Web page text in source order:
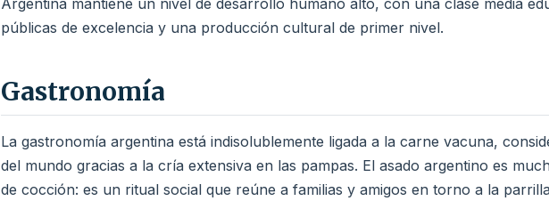
Argentina mantiene un nivel de desarrollo humano alto, con una clase media
públicas de excelencia y una producción cultural de primer nivel.
Gastronomía
La gastronomía argentina está indisolublemente ligada a la carne vacuna,
del mundo gracias a la cría extensiva en las pampas. El asado argentino es
de cocción: es un ritual social que reúne a familias y amigos en torno a la